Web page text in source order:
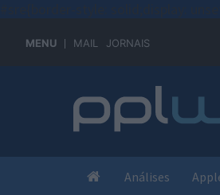
MENU MAIL JORNAIS
Análises